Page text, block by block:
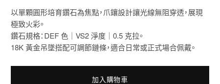
以單顆圓形培育鑽石為焦點，爪鑲設計讓光線無阻穿透，展現
極致火彩。
鑽石規格：DEF 色｜VS2 淨度｜0.5 克拉。
18K 黃金吊墜搭配可調節鏈條，適合日常或正式場合佩戴。
加入購物車